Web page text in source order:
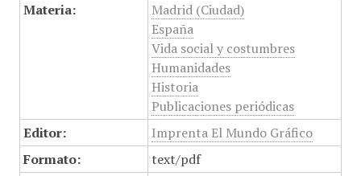
Materia:
Madrid (Ciudad)
España
Vida social y costumbres
Humanidades
Historia
Publicaciones periódicas
Editor:
Imprenta El Mundo Gráfico
Formato:
text/pdf